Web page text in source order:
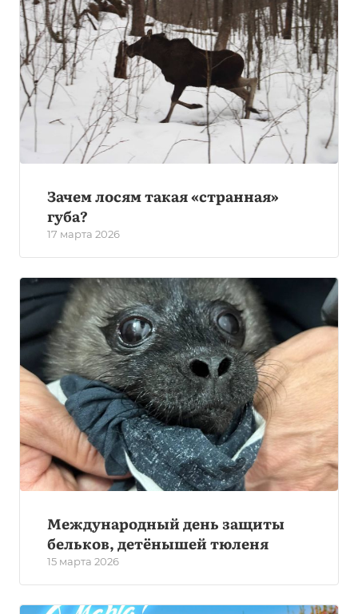
Зачем лосям такая «странная»
губа?
17 марта 2026
Международный день защиты
бельков, детёнышей тюленя
15 марта 2026